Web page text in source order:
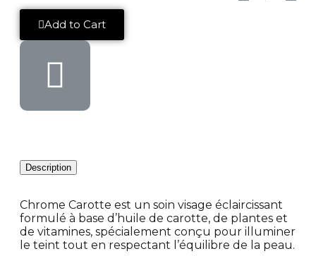
Add to Cart
Description
Chrome Carotte est un soin visage éclaircissant
formulé à base d’huile de carotte, de plantes et
de vitamines, spécialement conçu pour illuminer
le teint tout en respectant l’équilibre de la peau.